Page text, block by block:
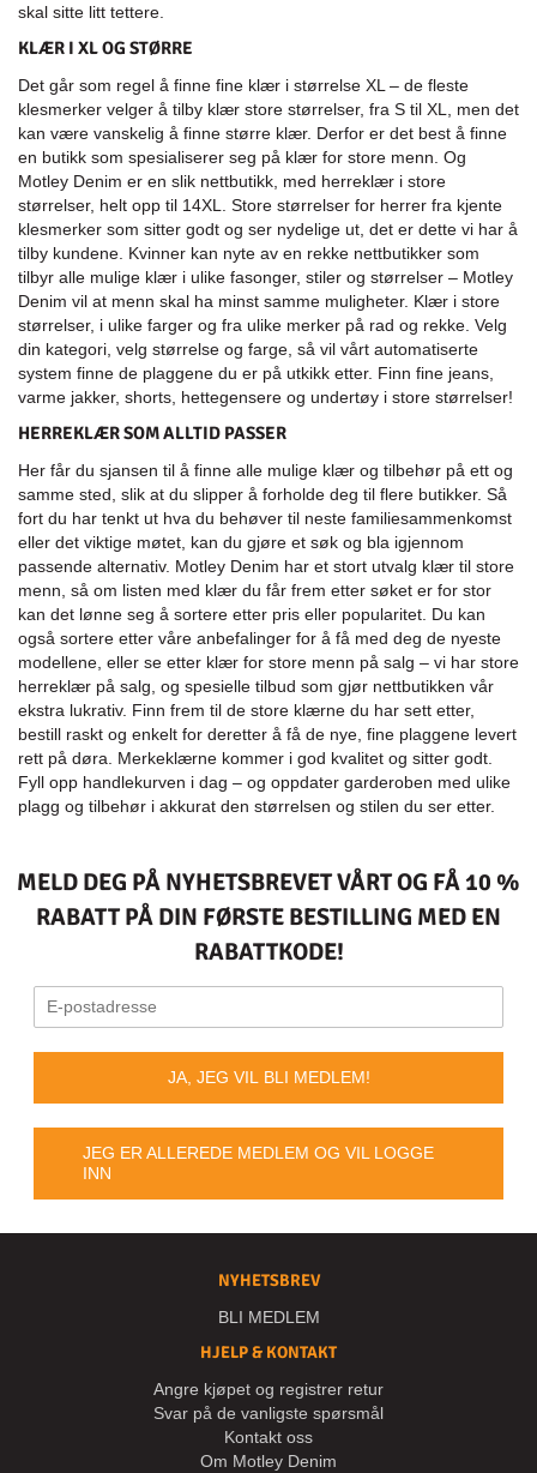
skal sitte litt tettere.
KLÆR I XL OG STØRRE
Det går som regel å finne fine klær i størrelse XL – de fleste
klesmerker velger å tilby klær store størrelser, fra S til XL, men det
kan være vanskelig å finne større klær. Derfor er det best å finne
en butikk som spesialiserer seg på klær for store menn. Og
Motley Denim er en slik nettbutikk, med herreklær i store
størrelser, helt opp til 14XL. Store størrelser for herrer fra kjente
klesmerker som sitter godt og ser nydelige ut, det er dette vi har å
tilby kundene. Kvinner kan nyte av en rekke nettbutikker som
tilbyr alle mulige klær i ulike fasonger, stiler og størrelser – Motley
Denim vil at menn skal ha minst samme muligheter. Klær i store
størrelser, i ulike farger og fra ulike merker på rad og rekke. Velg
din kategori, velg størrelse og farge, så vil vårt automatiserte
system finne de plaggene du er på utkikk etter. Finn fine jeans,
varme jakker, shorts, hettegensere og undertøy i store størrelser!
HERREKLÆR SOM ALLTID PASSER
Her får du sjansen til å finne alle mulige klær og tilbehør på ett og
samme sted, slik at du slipper å forholde deg til flere butikker. Så
fort du har tenkt ut hva du behøver til neste familiesammenkomst
eller det viktige møtet, kan du gjøre et søk og bla igjennom
passende alternativ. Motley Denim har et stort utvalg klær til store
menn, så om listen med klær du får frem etter søket er for stor
kan det lønne seg å sortere etter pris eller popularitet. Du kan
også sortere etter våre anbefalinger for å få med deg de nyeste
modellene, eller se etter klær for store menn på salg – vi har store
herreklær på salg, og spesielle tilbud som gjør nettbutikken vår
ekstra lukrativ. Finn frem til de store klærne du har sett etter,
bestill raskt og enkelt for deretter å få de nye, fine plaggene levert
rett på døra. Merkeklærne kommer i god kvalitet og sitter godt.
Fyll opp handlekurven i dag – og oppdater garderoben med ulike
plagg og tilbehør i akkurat den størrelsen og stilen du ser etter.
MELD DEG PÅ NYHETSBREVET VÅRT OG FÅ 10 %
RABATT PÅ DIN FØRSTE BESTILLING MED EN
RABATTKODE!
JA, JEG VIL BLI MEDLEM!
JEG ER ALLEREDE MEDLEM OG VIL LOGGE
INN
NYHETSBREV
BLI MEDLEM
HJELP & KONTAKT
Angre kjøpet og registrer retur
Svar på de vanligste spørsmål
Kontakt oss
Om Motley Denim